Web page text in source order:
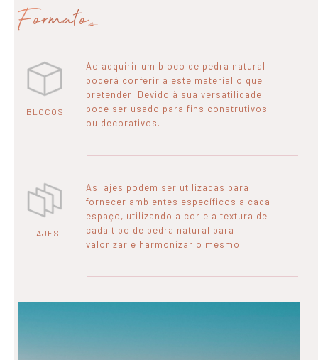
Formatos
BLOCOS
Ao adquirir um bloco de pedra natural
poderá conferir a este material o que
pretender. Devido à sua versatilidade
pode ser usado para fins construtivos
ou decorativos.
LAJES
As lajes podem ser utilizadas para
fornecer ambientes específicos a cada
espaço, utilizando a cor e a textura de
cada tipo de pedra natural para
valorizar e harmonizar o mesmo.